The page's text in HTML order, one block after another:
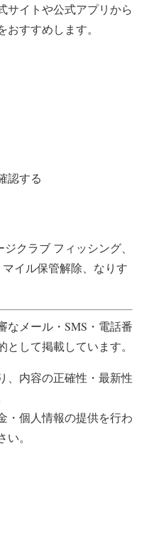
サイトや公式アプリから
すすめします。
認する
クラブ フィッシング、
イル保管解除、なりす
なメール・SMS・電話番
して掲載しています。
、内容の正確性・最新性
・個人情報の提供を行わ
。